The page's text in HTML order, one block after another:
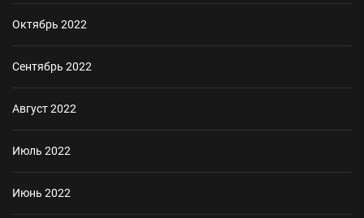
Октябрь 2022
Сентябрь 2022
Август 2022
Июль 2022
Июнь 2022